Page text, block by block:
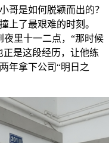
哥是如何脱颖而出的？
上了最艰难的时刻。
夜里十一二点，“那时候
正是这段经历，让他练
年拿下公司“明日之